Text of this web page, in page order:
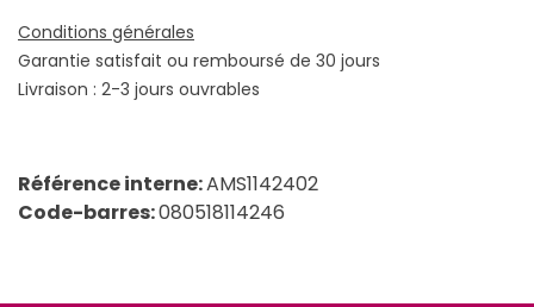
Conditions générales
Garantie satisfait ou remboursé de 30 jours
Livraison : 2-3 jours ouvrables
Référence interne:AMS1142402
Code-barres:080518114246